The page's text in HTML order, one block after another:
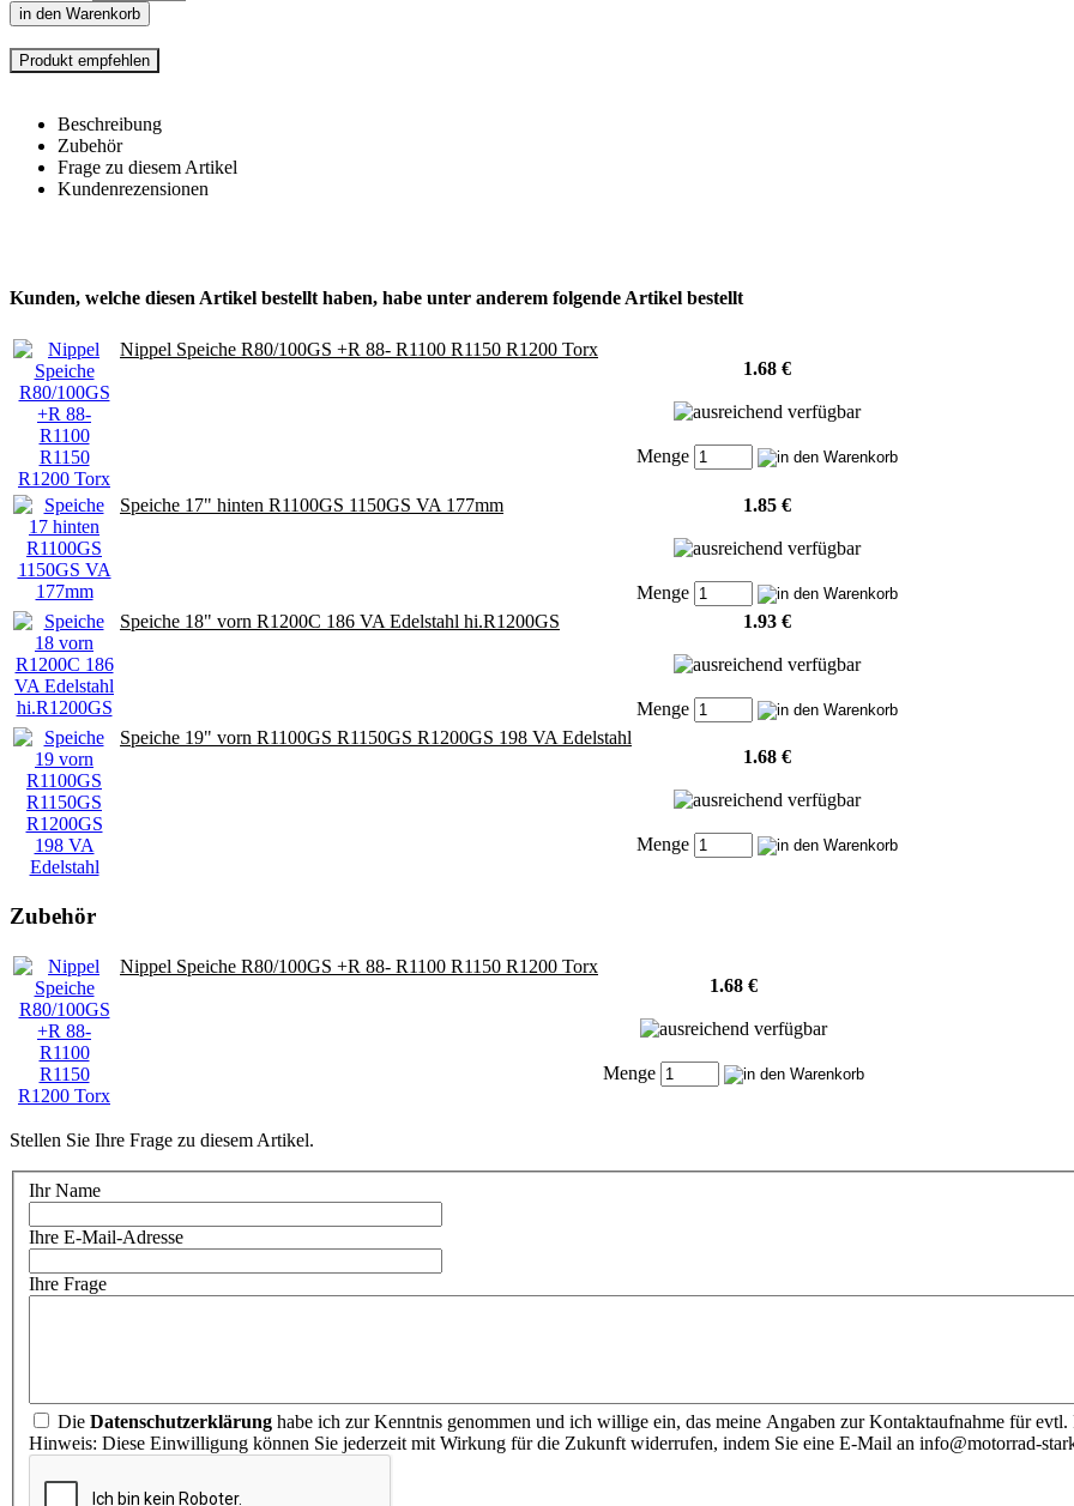
in den Warenkorb
Beschreibung
Zubehör
Frage zu diesem Artikel
Kundenrezensionen
Kunden, welche diesen Artikel bestellt haben, habe unter anderem folgende Artikel bestellt
Nippel Speiche R80/100GS +R 88- R1100 R1150 R1200 Torx
1.68 €
Menge
Speiche 17" hinten R1100GS 1150GS VA 177mm 1.85 €
Menge
Speiche 18" vorn R1200C 186 VA Edelstahl hi.R1200GS
1.93 €
Menge
Speiche 19" vorn R1100GS R1150GS R1200GS 198 VA Edelstahl
1.68 €
Menge
Zubehör
Nippel Speiche R80/100GS +R 88- R1100 R1150 R1200 Torx
1.68 €
Menge
Stellen Sie Ihre Frage zu diesem Artikel.
Ihr Name
Ihre E-Mail-Adresse
Ihre Frage
Die Datenschutzerklärung habe ich zur Kenntnis genommen und ich willige ein, das meine Angaben zur Kontaktaufnahme für
Hinweis: Diese Einwilligung können Sie jederzeit mit Wirkung für die Zukunft widerrufen, indem Sie eine E-Mail an info@motorrad-